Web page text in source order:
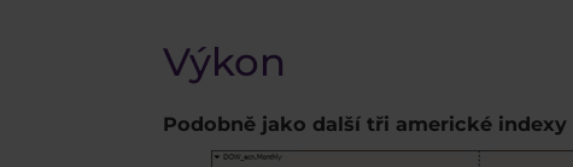
Výkon
Podobně jako další tři americké